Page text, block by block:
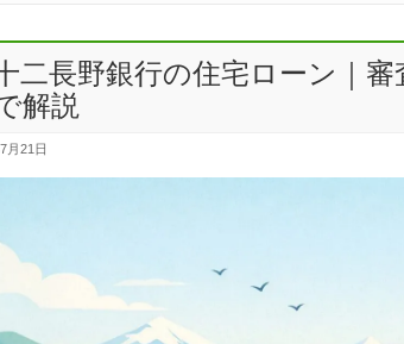
二長野銀行の住宅ローン｜
解説
月21日